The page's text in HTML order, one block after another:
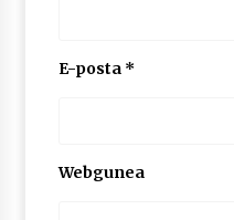
E-posta *
Webgunea